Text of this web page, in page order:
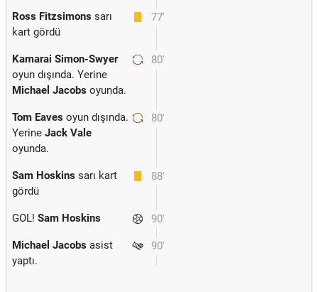
77'
Ross Fitzsimons sarı
kart gördü
80'
Kamarai Simon-Swyer
oyun dışında. Yerine
Michael Jacobs oyunda.
80'
Tom Eaves oyun dışında.
Yerine Jack Vale
oyunda.
88'
Sam Hoskins sarı kart
gördü
90'
GOL! Sam Hoskins
90'
Michael Jacobs asist
yaptı.